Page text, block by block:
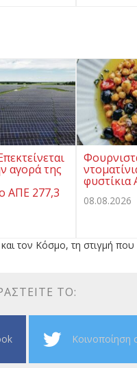
αγορά της
ΑΠΕ 277,3
φυστίκια
08.08.2026
τον Κόσμο, τη στιγμή
ΤΟ:
Κοινοποίηση